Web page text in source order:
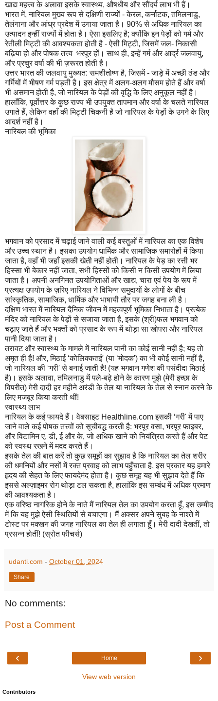
खाद्य महत्त्व के अलावा इसके स्वास्थ्य, औषधीय और सौंदर्य लाभ भी हैं।
भारत में, नारियल मुख्य रूप से दक्षिणी राज्यों - केरल, कर्नाटक, तमिलनाडु,
तेलंगाना और आंध्र प्रदेश में उगाया जाता है। 90% से अधिक नारियल का
उत्पादन इन्हीं राज्यों में होता है। ऐसा इसलिए है; क्योंकि इन पेड़ों को गर्म और
रेतीली मिट्टी की आवश्यकता होती है - ऐसी मिट्टी, जिसमें जल- निकासी
बढ़िया हो और पोषक तत्त्व भरपूर हों। साथ ही, इन्हें गर्म और आर्द्र जलवायु,
और प्रचुर वर्षा की भी ज़रूरत होती है।
उत्तर भारत की जलवायु मुख्यत: समशीतोष्ण है, जिसमें - जाड़े में अच्छी ठंड और
गर्मियों में भीषण गर्म पड़ती है। इस क्षेत्र में अलग-अलग मौसम होते हैं और वर्षा
भी असमान होती है, जो नारियल के पेड़ों की वृद्धि के लिए अनुकूल नहीं है।
हालाँकि, पूर्वोत्तर के कुछ राज्य भी उपयुक्त तापमान और वर्षा के चलते नारियल
उगाते हैं, लेकिन वहाँ की मिट्टी चिकनी है जो नारियल के पेड़ों के उगने के लिए
आदर्श नहीं है।
नारियल की भूमिका
भगवान को प्रसाद में चढ़ाई जाने वाली कई वस्तुओं में नारियल का एक विशेष
और उच्च स्थान है। इसका उपयोग धार्मिक और सामाजिक समारोहों में किया
जाता है, वहाँ भी जहाँ इसकी खेती नहीं होती। नारियल के पेड़ का रत्ती भर
हिस्सा भी बेकार नहीं जाता, सभी हिस्सों को किसी न किसी उपयोग में लिया
जाता है। अपनी अनगिनत उपयोगिताओं और खाद्य, चारा एवं पेय के रूप में
प्रत्यक्ष उपयोग के ज़रिए नारियल ने विभिन्न समुदायों के लोगों के बीच
सांस्कृतिक, सामाजिक, धार्मिक और भाषायी तौर पर जगह बना ली है।
दक्षिण भारत में नारियल दैनिक जीवन में महत्वपूर्ण भूमिका निभाता है। प्रत्येक
मंदिर को नारियल के पेड़ों से सजाया जाता है, इसके (श्री)फल भगवान को
चढ़ाए जाते हैं और भक्तों को प्रसाद के रूप में थोड़ा सा खोपरा और नारियल
पानी दिया जाता है।
तरावट और स्वास्थ्य के मामले में नारियल पानी का कोई सानी नहीं है; यह तो
अमृत ही है! और, मिठाई ‘कोलिक्कतई' (या ‘मोदक') का भी कोई सानी नहीं है,
जो नारियल की ‘गरी' से बनाई जाती है! (यह भगवान गणेश की पसंदीदा मिठाई
है)। इसके अलावा, तमिलनाडु में पले-बढ़े होने के कारण मुझे (मेरी इच्छा के
विपरीत) मेरी दादी हर महीने अरंडी के तेल या नारियल के तेल से स्नान करने के
लिए मजबूर किया करती थीं!
स्वास्थ्य लाभ
नारियल के कई फायदे हैं। वेबसाइट Healthline.com इसकी ‘गरी' में पाए
जाने वाले कई पोषक तत्त्वों को सूचीबद्ध करती है: भरपूर वसा, भरपूर फाइबर,
और विटामिन ए, डी, ई और के, जो अधिक खाने को नियंत्रित करते हैं और पेट
को स्वस्थ रखने में मदद करते हैं।
इसके तेल की बात करें तो कुछ समूहों का सुझाव है कि नारियल का तेल शरीर
की धमनियों और नसों में रक्त प्रवाह को लाभ पहुँचाता है, इस प्रकार यह हमारे
हृदय की सेहत के लिए फायदेमंद होता है। कुछ समूह यह भी सुझाव देते हैं कि
इससे अल्ज़ाइमर रोग थोड़ा टल सकता है, हालांकि इस सम्बंध में अधिक प्रमाण
की आवश्यकता है।
एक वरिष्ठ नागरिक होने के नाते मैं नारियल तेल का उपयोग करता हूँ, इस उम्मीद
में कि यह मुझे ऐसी स्थितियों से बचाएगा। मैं अक्सर अपने सुबह के नाश्ते में
टोस्ट पर मक्खन की जगह नारियल का तेल ही लगाता हूँ। मेरी दादी देखतीं, तो
प्रसन्न होतीं! (स्रोत फीचर्स)
udanti.com - October 01, 2024
Share
No comments:
Post a Comment
‹ ›
Home
View web version
Contributors